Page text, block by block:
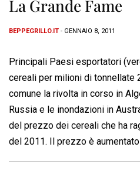
La Grande Fame
BEPPEGRILLO.IT - GENNAIO 8, 2011
Principali Paesi esportatori
cereali per milioni di tonnellate
comune la rivolta in corso in
Russia e le inondazioni in
del prezzo dei cereali che ha
del 2011. Il prezzo è aumentato